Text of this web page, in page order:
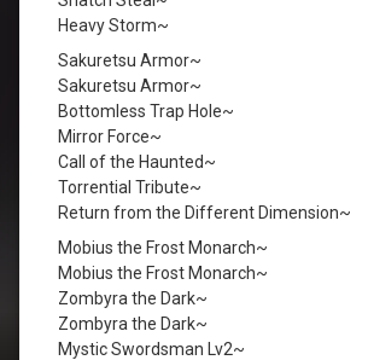
Heavy Storm~
Sakuretsu Armor~
Sakuretsu Armor~
Bottomless Trap Hole~
Mirror Force~
Call of the Haunted~
Torrential Tribute~
Return from the Different Dimension~
Mobius the Frost Monarch~
Mobius the Frost Monarch~
Zombyra the Dark~
Zombyra the Dark~
Mystic Swordsman Lv2~